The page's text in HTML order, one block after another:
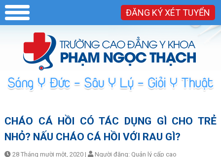
ĐĂNG KÝ XÉT TUYỂN
CHÁO CÁ HỒI CÓ TÁC DỤNG GÌ CHO TRẺ
NHỎ? NẤU CHÁO CÁ HỒI VỚI RAU GÌ?
28 Tháng mười một, 2020 | Người đăng: Quản lý cấp cao